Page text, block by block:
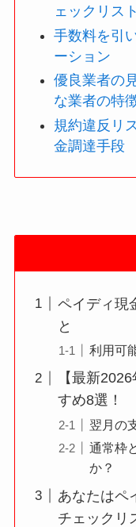
ェックリスト
手数料を引
ーション
優良業者の
な業者の特
規約違反リ
金調達手段
ペイディ現
と
利用可
【最新
すめ8選！
翌月の
通常枠
か？
あなたはペ
チェックリ